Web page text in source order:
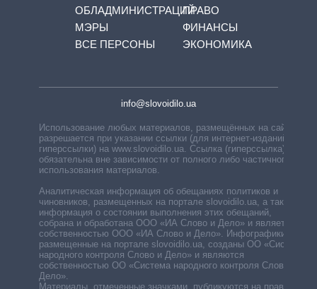
ОБЛАДМИНИСТРАЦИЙ
МЭРЫ
ВСЕ ПЕРСОНЫ
ПРАВО
ФИНАНСЫ
ЭКОНОМИКА
info@slovoidilo.ua
Использование любых материалов, размещённых на сайте,
разрешается при указании ссылки (для интернет-изданий —
гиперссылки) на www.slovoidilo.ua. Ссылка (гиперссылка)
обязательна вне зависимости от полного либо частичного
использования материалов.
Аналитическая информация об обещаниях политиков и
чиновников, размещенных на портале slovoidilo.ua, а также
информация о состоянии выполнения этих обещаний,
собрана и обработана ООО «ИА Слово и Дело» и является
собственностью ООО «ИА Слово и Дело». Инфографики,
размещенные на портале slovoidilo.ua, созданы ОО «Система
народного контроля Слово и Дело» и являются
собственностью ОО «Система народного контроля Слово и
Дело».
Материалы, отмеченные значками, публикуются на правах